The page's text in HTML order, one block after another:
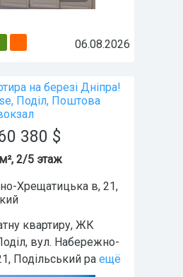
06.08.2026
на березі Дніпра!
Поділ, Поштова
380 $
2/5 этаж
Хрещатицька в, 21,
квартиру, ЖК
вул. Набережно-
Подільський ра ещё